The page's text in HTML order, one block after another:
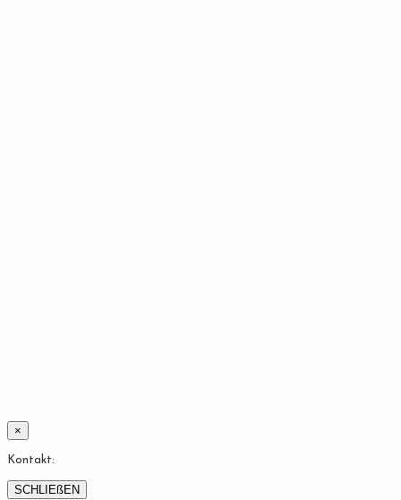
×
Kontakt:
SCHLIEßEN